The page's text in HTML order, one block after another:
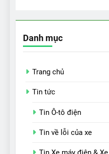
Danh mục
Trang chủ
Tin tức
Tin Ô-tô điện
Tin về lỗi của xe